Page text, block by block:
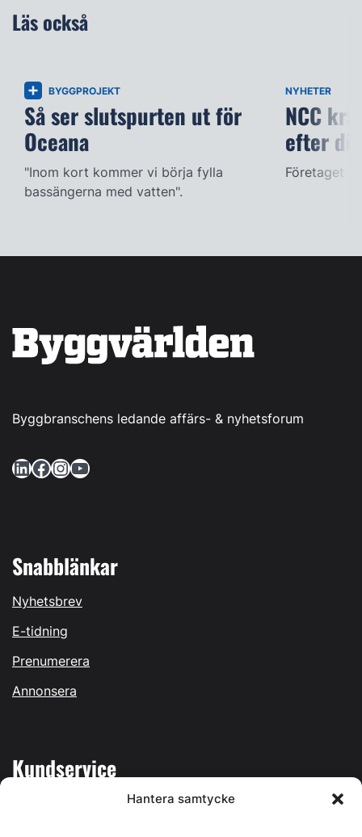
Hantera samtycke
Läs också
BYGGPROJEKT
Så ser slutspurten ut för
Oceana
"Inom kort kommer vi börja fylla
bassängerna med vatten".
NYHETER
NCC
efter
Företaget
Byggbranschens ledande affärs- & nyhetsforum
LinkedIn Facebook InstagramYouTube
Snabblänkar
Nyhetsbrev
E-tidning
Prenumerera
Annonsera
Kundservice